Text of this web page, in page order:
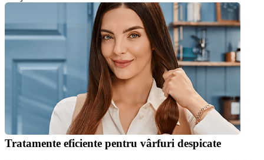
Tratamente eficiente pentru vârfuri despicate